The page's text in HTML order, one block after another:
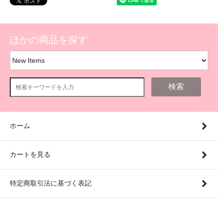
ほかの商品を探す
検索
ホーム
カートを見る
特定商取引法に基づく表記